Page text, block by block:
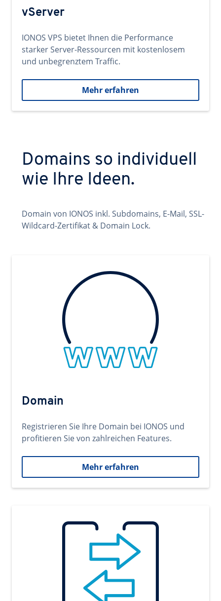
vServer
IONOS VPS bietet Ihnen die Performance
starker Server-Ressourcen mit kostenlosem
und unbegrenztem Traffic.
Mehr erfahren
Domains so individuell
wie Ihre Ideen.
Domain von IONOS inkl. Subdomains, E-Mail, SSL-
Wildcard-Zertifikat & Domain Lock.
Domain
Registrieren Sie Ihre Domain bei IONOS und
profitieren Sie von zahlreichen Features.
Mehr erfahren